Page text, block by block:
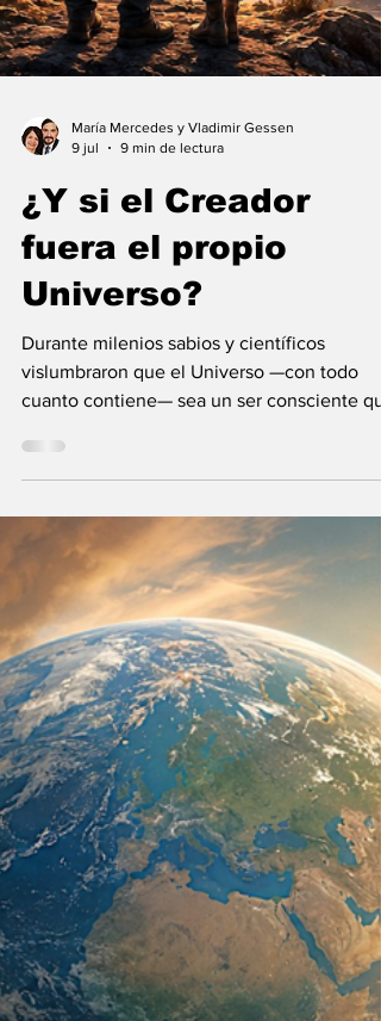
María Mercedes y Vladimir Gessen
9 jul
9 min de lectura
¿Y si el Creador
fuera el propio
Universo?
Durante milenios sabios y científicos
cuanto contiene— sea un ser consciente
se creó a sí mismo